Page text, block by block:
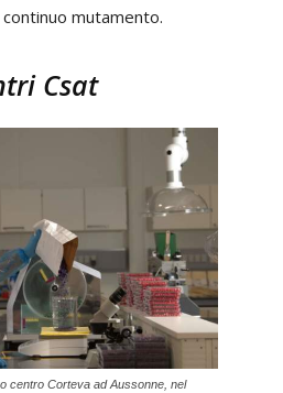
mutamento.
Csat
centro Corteva ad Aussonne, nel